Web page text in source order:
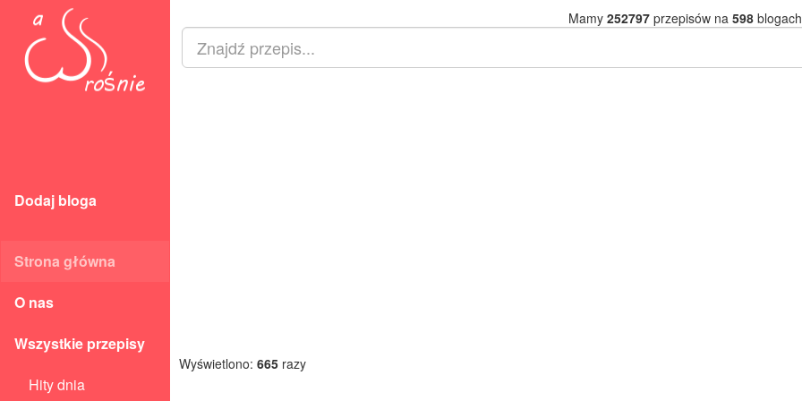
Dodaj bloga
Strona główna
O nas
Wszystkie przepisy
Hity dnia
Mamy 252797przepisów na 598
Wyświetlono: 665 razy